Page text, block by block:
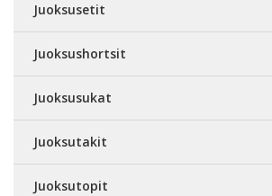
Juoksusetit
Juoksushortsit
Juoksusukat
Juoksutakit
Juoksutopit